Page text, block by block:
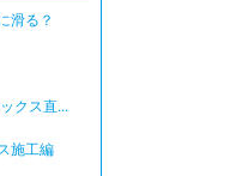
滑る？
クス直...
施工編